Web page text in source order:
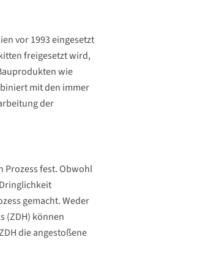
vor 1993 eingesetzt
freigesetzt wird,
wie
mit den immer
der
Prozess fest. Obwohl
gemacht. Weder
(ZDH) können
die angestoßene